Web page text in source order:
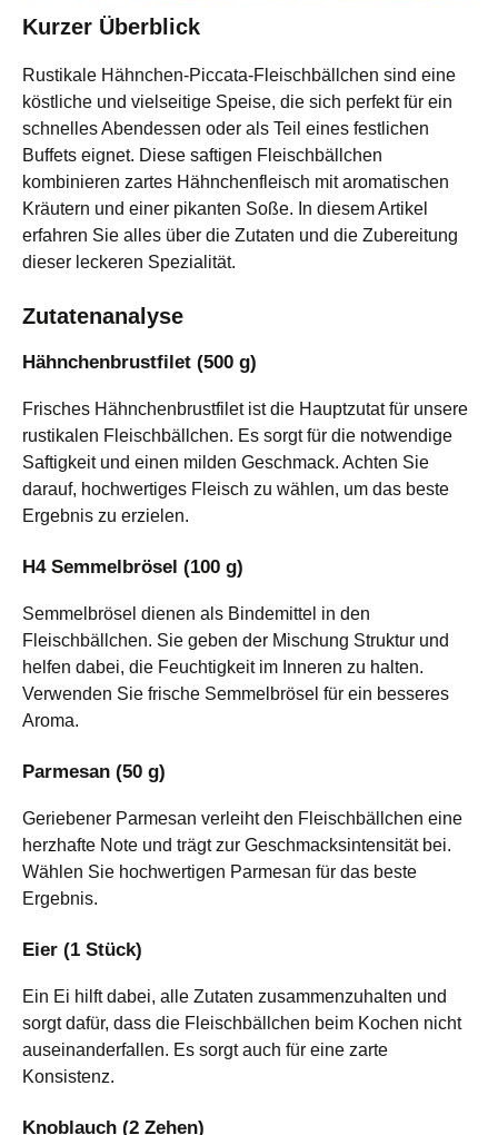
Kurzer Überblick
Rustikale Hähnchen-Piccata-Fleischbällchen sind eine
köstliche und vielseitige Speise, die sich perfekt für ein
schnelles Abendessen oder als Teil eines festlichen
Buffets eignet. Diese saftigen Fleischbällchen
kombinieren zartes Hähnchenfleisch mit aromatischen
Kräutern und einer pikanten Soße. In diesem Artikel
erfahren Sie alles über die Zutaten und die Zubereitung
dieser leckeren Spezialität.
Zutatenanalyse
Hähnchenbrustfilet (500 g)
Frisches Hähnchenbrustfilet ist die Hauptzutat für unsere
rustikalen Fleischbällchen. Es sorgt für die notwendige
Saftigkeit und einen milden Geschmack. Achten Sie
darauf, hochwertiges Fleisch zu wählen, um das beste
Ergebnis zu erzielen.
H4 Semmelbrösel (100 g)
Semmelbrösel dienen als Bindemittel in den
Fleischbällchen. Sie geben der Mischung Struktur und
helfen dabei, die Feuchtigkeit im Inneren zu halten.
Verwenden Sie frische Semmelbrösel für ein besseres
Aroma.
Parmesan (50 g)
Geriebener Parmesan verleiht den Fleischbällchen eine
herzhafte Note und trägt zur Geschmacksintensität bei.
Wählen Sie hochwertigen Parmesan für das beste
Ergebnis.
Eier (1 Stück)
Ein Ei hilft dabei, alle Zutaten zusammenzuhalten und
sorgt dafür, dass die Fleischbällchen beim Kochen nicht
auseinanderfallen. Es sorgt auch für eine zarte
Konsistenz.
Knoblauch (2 Zehen)